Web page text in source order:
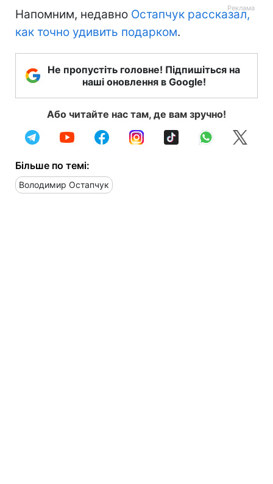
Напомним, недавно Остапчук рассказал,
как точно удивить подарком.
Не пропустіть головне! Підпишіться на
наші оновлення в Google!
Або читайте нас там, де вам зручно!
Більше по темі:
Володимир Остапчук